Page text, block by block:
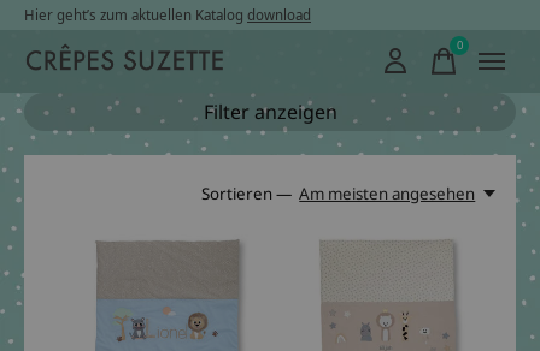
Hier geht’s zum aktuellen Katalog download
0items
Filter anzeigen
Sortieren — Am meisten angesehen